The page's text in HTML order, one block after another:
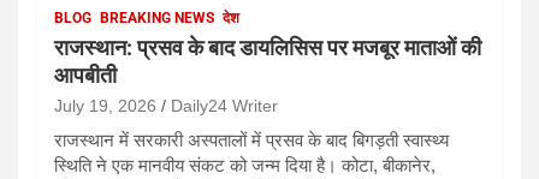
BLOG BREAKING NEWS देश
राजस्थान: प्रसव के बाद डायलिसिस पर मजबूर माताओं की
आपबीती
July 19, 2026 Daily24 Writer
राजस्थान में सरकारी अस्पतालों में प्रसव के बाद बिगड़ती स्वास्थ्य
स्थिति ने एक मानवीय संकट को जन्म दिया है। कोटा, बीकानेर,